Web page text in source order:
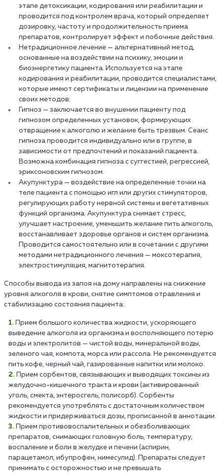
этапе детоксикации, кодирования или реабилитации и
проводится под контролем врача, который определяет
дозировку, частоту и продолжительность приема
препаратов, контролирует эффект и побочные действия.
Нетрадиционное лечение — альтернативный метод,
основанные на воздействии на психику, эмоции и
биоэнергетику пациента. Используется на этапе
кодирования и реабилитации, проводится специалистами,
которые имеют сертификаты и лицензии на применение
своих методов:
Гипноз — заключается во внушении пациенту под
гипнозом определенных установок, формирующих
отвращение к алкоголю и желание быть трезвым. Сеанс
гипноза проводится индивидуально или в группе, в
зависимости от предпочтений и показаний пациента.
Возможна комбинация гипноза с суггестией, регрессией,
эриксоновским гипнозом.
Акупунктура — воздействие на определенные точки на
теле пациента с помощью игл или других стимуляторов,
регулирующих работу нервной системы и вегетативных
функций организма. Акупунктура снимает стресс,
улучшает настроение, уменьшить желание пить алкоголь,
восстанавливает здоровье органов и систем организма.
Проводится самостоятельно или в сочетании с другими
методами нетрадиционного лечения — моксотерапия,
электростимуляция, магнитотерапия.
Способы вывода из запоя на дому направлены на снижение
уровня алкоголя в крови, снятие симптомов отравления и
стабилизацию состояния пациента:
Прием большого количества жидкости, ускоряющего
выведение алкоголя из организма и восполняющего потерю
воды и электролитов — чистой воды, минеральной воды,
зеленого чая, компота, морса или рассола. Не рекомендуется
пить кофе, черный чай, газированные напитки или молоко.
Прием сорбентов, связывающих и выводящих токсины из
желудочно-кишечного тракта и крови (активированный
уголь, смекта, энтеросгель, полисорб). Сорбенты
рекомендуется употреблять с достаточным количеством
жидкости и придерживаться дозы, прописанной в аннотации.
Прием противовоспалительных и обезболивающих
препаратов, снимающих головную боль, температуру,
воспаление и боли в желудке и печени (аспирин,
парацетамол, ибупрофен, нимесулид). Препараты следует
принимать с осторожностью и не превышать